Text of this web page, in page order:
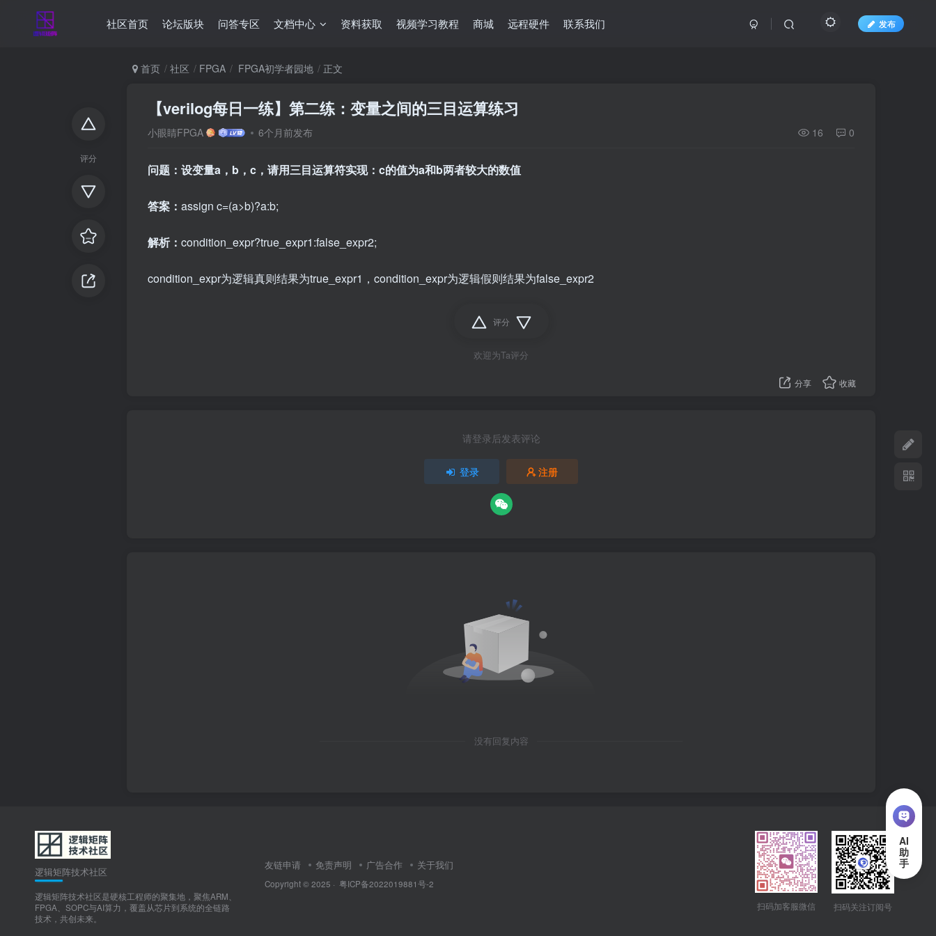
社区首页 论坛版块 问答专区 文档中心 资料获取 视频学习教程 商城 远程硬件 联系我们 发布
评分
首页 社区 FPGA FPGA初学者园地 正文
【verilog每日一练】第二练：变量之间的三目运算练习
小眼睛FPGA 6个月前发布 16 0
问题：设变量a，b，c，请用三目运算符实现：c的值为a和b两者较大的数值
答案： assign c=(a>b)?a:b;
解析： condition_expr?true_expr1:false_expr2;
condition_expr为逻辑真则结果为true_expr1，condition_expr为逻辑假则结果为false_expr2
评分
欢迎为Ta评分
分享 收藏
请登录后发表评论
登录 注册
没有回复内容
逻辑矩阵技术社区
逻辑矩阵技术社区是硬核工程师的聚集地，聚焦ARM、
FPGA、SOPC与AI算力，覆盖从芯片到系统的全链路
技术，共创未来。
友链申请 免责声明 广告合作 关于我们
Copyright © 2025 · 粤ICP备2022019881号-2
扫码加客服微信 扫码关注订阅号